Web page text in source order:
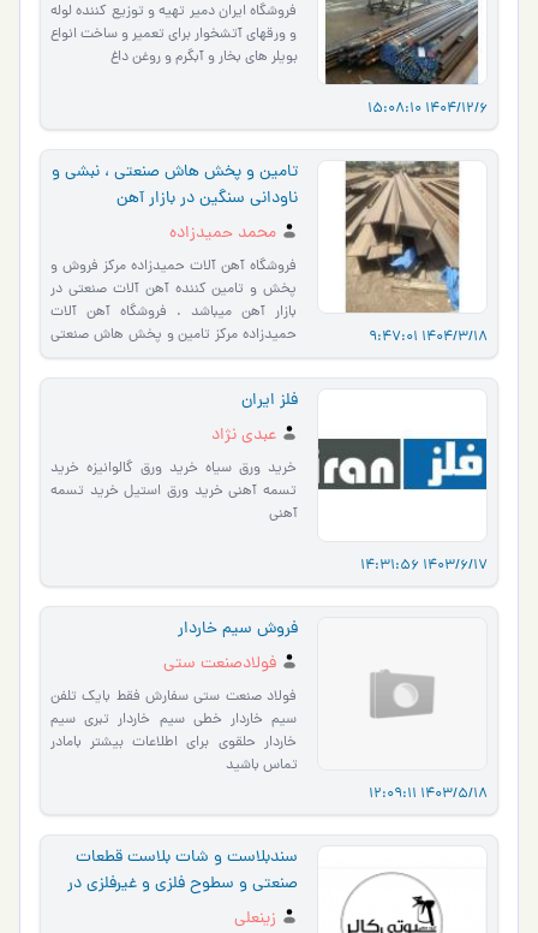
1404/12/6 15:08:10
فروشگاه ایران دمیر تهیه و توزیع کننده لوله
و ورقهای آتشخوار برای تعمیر و ساخت انواع
بویلر های بخار و آبگرم و روغن داغ
1404/3/18 9:47:01
تامین و پخش هاش صنعتی ، نبشی و
ناودانی سنگین در بازار آهن
محمد حمیدزاده
فروشگاه آهن آلات حمیدزاده مرکز فروش و
پخش و تامین کننده آهن آلات صنعتی در
بازار آهن میباشد . فروشگاه آهن آلات
حمیدزاده مرکز تامین و پخش هاش صنعتی
، نبشی سنگین و ناو�…
1403/6/17 14:31:56
فلز ایران
عبدی نژاد
خرید ورق سیاه خرید ورق گالوانیزه خرید
تسمه آهنی خرید ورق استیل خرید تسمه
آهنی
1403/5/18 12:09:11
فروش سیم خاردار
فولادصنعت ستی
فولاد صنعت ستی سفارش فقط بایک تلفن
سیم خاردار خطی سیم خاردار تبری سیم
خاردار حلقوی برای اطلاعات بیشتر بامادر
تماس باشید
سندبلاست و شات بلاست قطعات
صنعتی و سطوح فلزی و غیرفلزی در
تهرانزینعلی